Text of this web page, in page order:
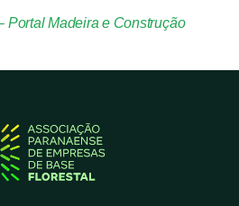
Portal Madeira e Construção